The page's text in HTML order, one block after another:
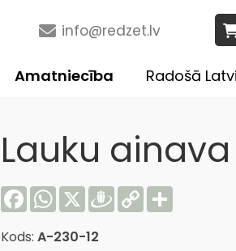
info@redzet.lv
Radošā
Amatniecība
Lauku ainava
Facebook
WhatsApp
X Draugiem
Copy
Link
Share
Kods: A-230-12